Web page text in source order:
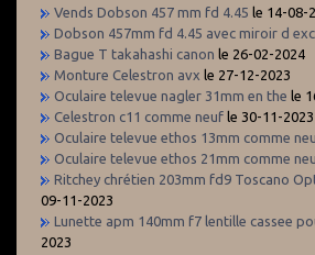
Vends Dobson 457 mm fd 4.45 le 14-08-
Dobson 457mm fd 4.45 avec miroir d
Bague T takahashi canon le 26-02-2024
Monture Celestron avx le 27-12-2023
Oculaire televue nagler 31mm en the le
Celestron c11 comme neuf le 30-11-2023
Oculaire televue ethos 13mm comme
Oculaire televue ethos 21mm comme
Ritchey chrétien 203mm fd9 Toscano
09-11-2023
Lunette apm 140mm f7 lentille cassee
2023